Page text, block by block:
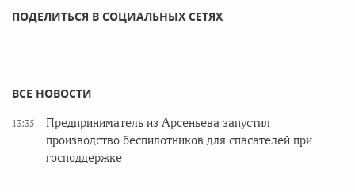
ПОДЕЛИТЬСЯ В СОЦИАЛЬНЫХ СЕТЯХ
ВСЕ НОВОСТИ
13:35
Предприниматель из Арсеньева запустил
производство беспилотников для спасателей при
господдержке